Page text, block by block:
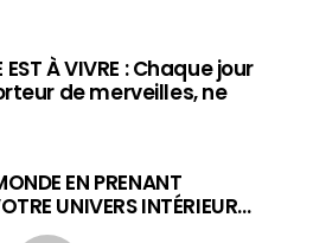
EST À VIVRE : Chaque jour
de merveilles, ne
EN PRENANT
UNIVERS INTÉRIEUR…